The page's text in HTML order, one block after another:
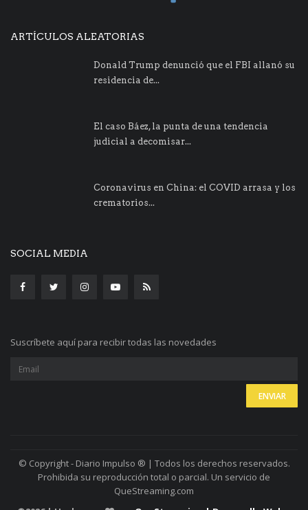
ARTÍCULOS ALEATORIAS
Donald Trump denunció que el FBI allanó su
residencia de...
El caso Báez, la punta de una tendencia
judicial a decomisar...
Coronavirus en China: el COVID arrasa y los
crematorios...
SOCIAL MEDIA
Suscríbete aquí para recibir todas las novedades
© Copyright - Diario Impulso ® | Todos los derechos reservados.
Prohibida su reproducción total o parcial. Un servicio de
QueStreaming.com